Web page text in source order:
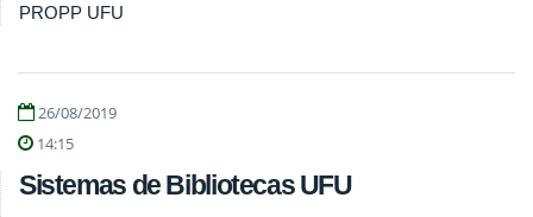
PROPP UFU
26/08/2019
14:15
Sistemas de Bibliotecas UFU